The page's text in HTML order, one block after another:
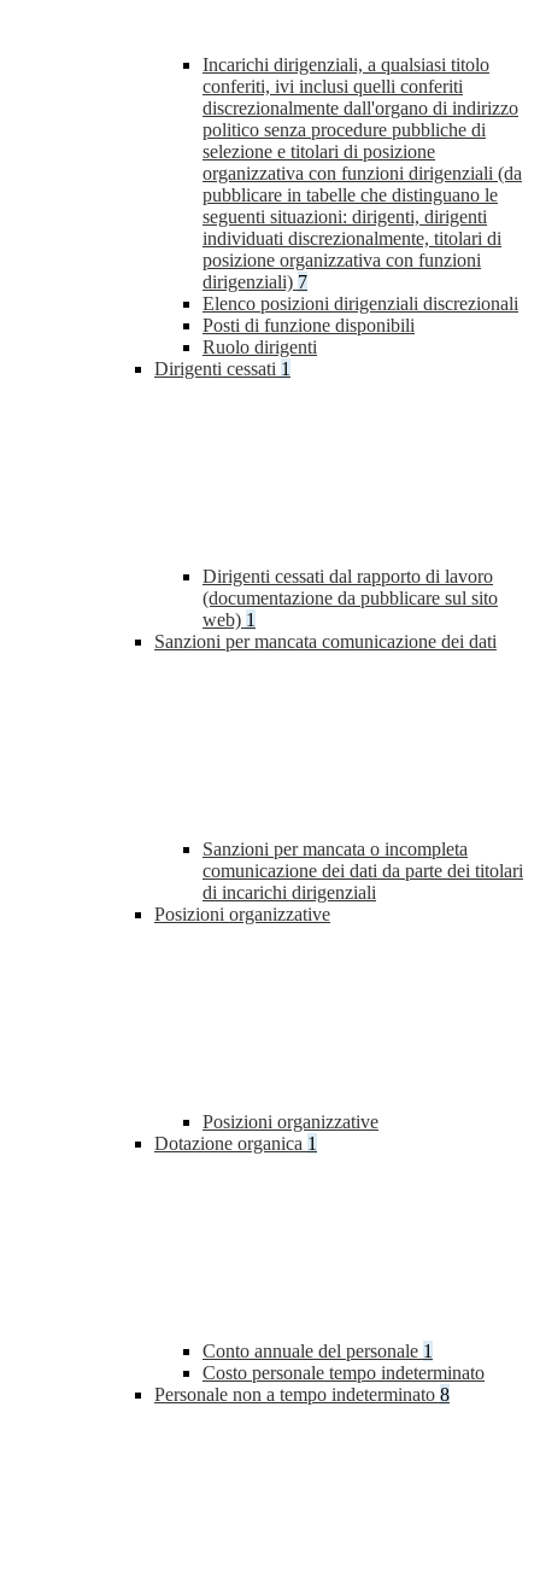
Incarichi dirigenziali, a qualsiasi titolo
conferiti, ivi inclusi quelli conferiti
discrezionalmente dall'organo di indirizzo
politico senza procedure pubbliche di
selezione e titolari di posizione
organizzativa con funzioni dirigenziali (da
pubblicare in tabelle che distinguano le
seguenti situazioni: dirigenti, dirigenti
individuati discrezionalmente, titolari di
posizione organizzativa con funzioni
dirigenziali) 7
Elenco posizioni dirigenziali discrezionali
Posti di funzione disponibili
Ruolo dirigenti
Dirigenti cessati 1
Dirigenti cessati dal rapporto di lavoro
(documentazione da pubblicare sul sito
web) 1
Sanzioni per mancata comunicazione dei dati
Sanzioni per mancata o incompleta
comunicazione dei dati da parte dei titolari
di incarichi dirigenziali
Posizioni organizzative
Posizioni organizzative
Dotazione organica 1
Conto annuale del personale 1
Costo personale tempo indeterminato
Personale non a tempo indeterminato 8